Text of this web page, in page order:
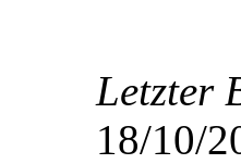
Letzter
18/10/